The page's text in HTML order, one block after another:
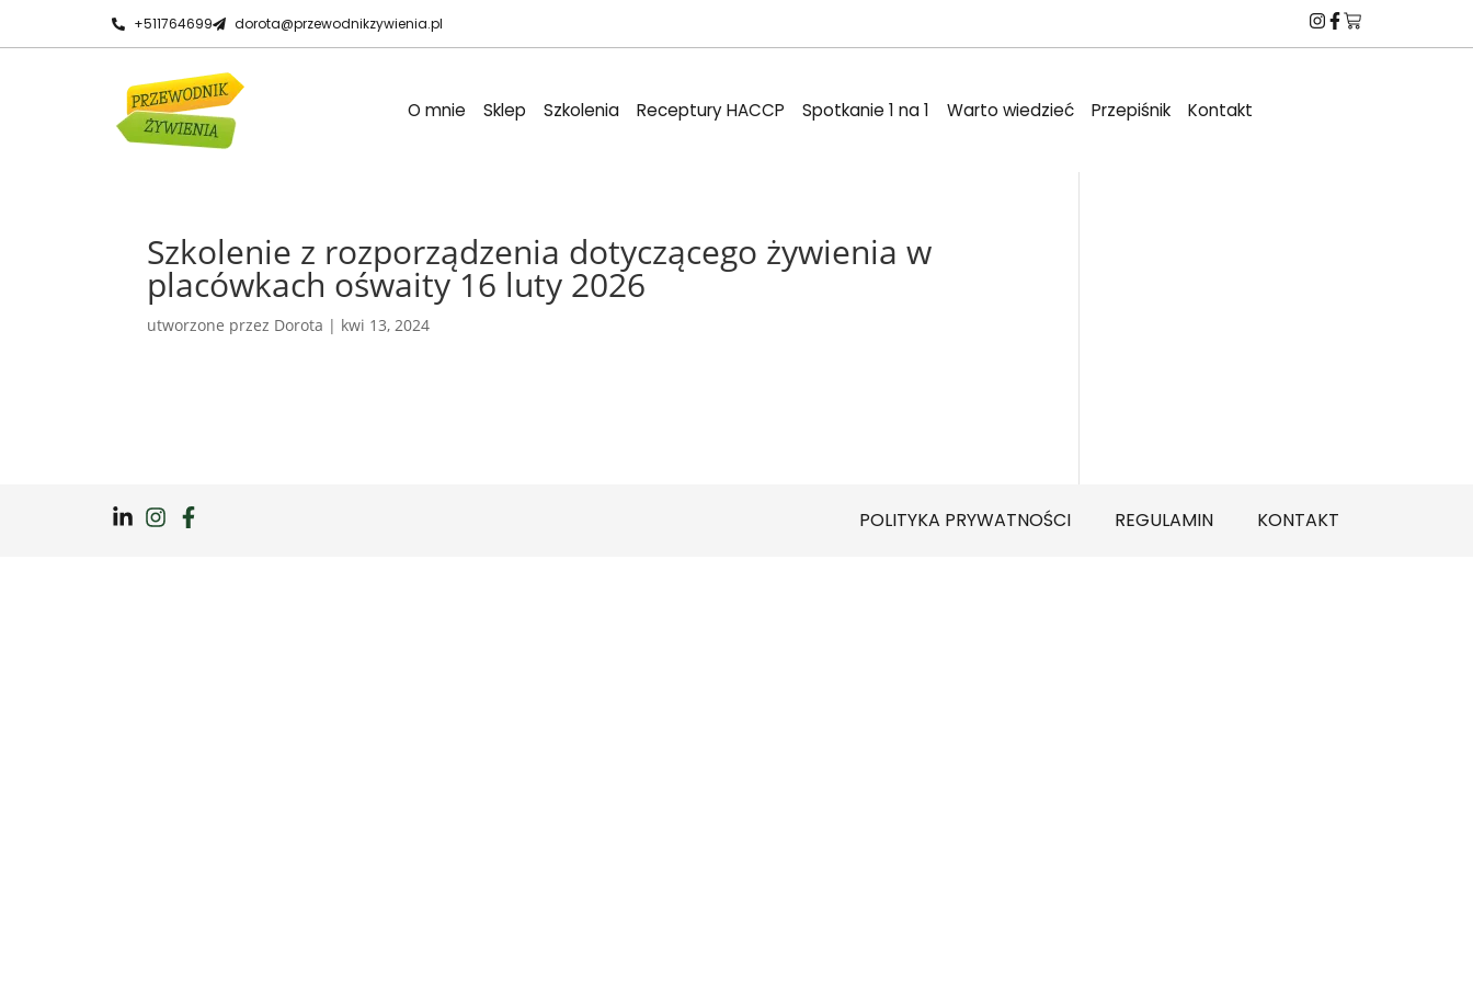
+511764699 dorota@przewodnikzywienia.pl
O mnie Sklep Szkolenia Receptury HACCP Spotkanie 1 na 1 Warto wiedzieć Przepiśnik Kontakt
Szkolenie z rozporządzenia dotyczącego żywienia w
placówkach ośwaity 16 luty 2026
utworzone przez Dorota | kwi 13, 2024
POLITYKA PRYWATNOŚCI REGULAMIN KONTAKT